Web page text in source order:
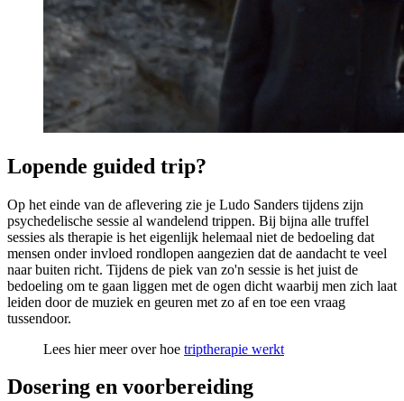
Lopende guided trip?
Op het einde van de aflevering zie je Ludo Sanders tijdens zijn
psychedelische sessie al wandelend trippen. Bij bijna alle truffel
sessies als therapie is het eigenlijk helemaal niet de bedoeling dat
mensen onder invloed rondlopen aangezien dat de aandacht te veel
naar buiten richt. Tijdens de piek van zo'n sessie is het juist de
bedoeling om te gaan liggen met de ogen dicht waarbij men zich laat
leiden door de muziek en geuren met zo af en toe een vraag
tussendoor.
Lees hier meer over hoe triptherapie werkt
Dosering en voorbereiding